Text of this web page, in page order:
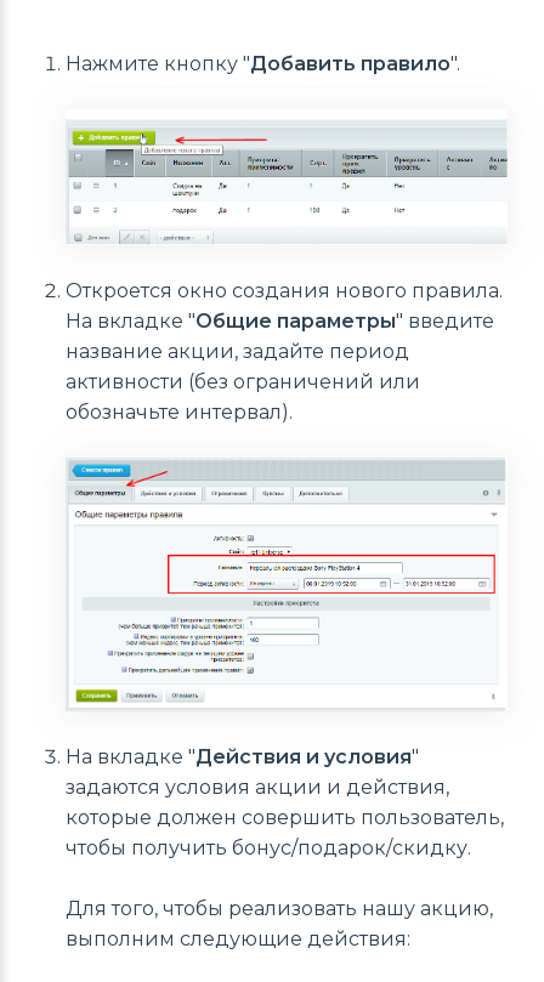
Нажмите кнопку "Добавить правило".
Откроется окно создания нового правила.
На вкладке "Общие параметры" введите
название акции, задайте период
активности (без ограничений или
обозначьте интервал).
На вкладке "Действия и условия"
задаются условия акции и действия,
которые должен совершить пользователь,
чтобы получить бонус/подарок/скидку.
Для того, чтобы реализовать нашу акцию,
выполним следующие действия: